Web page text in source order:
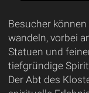
Besucher
wandeln, vorbei
Statuen und
tiefgründige
Der Abt des